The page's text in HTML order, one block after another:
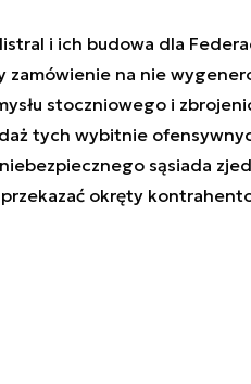
i ich budowa dla
na nie
stoczniowego i
tych wybitnie
sąsiada
okręty